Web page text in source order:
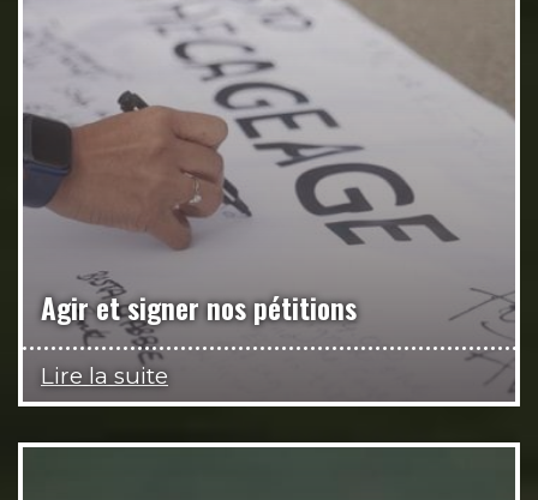
Agir et signer nos pétitions
Lire la suite